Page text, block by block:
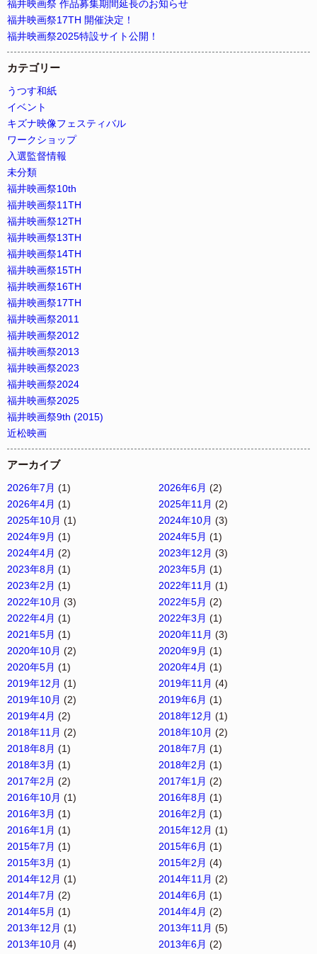
福井映画祭 作品募集期間延長のお知らせ
福井映画祭17TH 開催決定！
福井映画祭2025特設サイト公開！
カテゴリー
うつす和紙
イベント
キズナ映像フェスティバル
ワークショップ
入選監督情報
未分類
福井映画祭10th
福井映画祭11TH
福井映画祭12TH
福井映画祭13TH
福井映画祭14TH
福井映画祭15TH
福井映画祭16TH
福井映画祭17TH
福井映画祭2011
福井映画祭2012
福井映画祭2013
福井映画祭2023
福井映画祭2024
福井映画祭2025
福井映画祭9th (2015)
近松映画
アーカイブ
2026年7月 (1) 2026年6月 (2)
2026年4月 (1) 2025年11月 (2)
2025年10月 (1) 2024年10月 (3)
2024年9月 (1) 2024年5月 (1)
2024年4月 (2) 2023年12月 (3)
2023年8月 (1) 2023年5月 (1)
2023年2月 (1) 2022年11月 (1)
2022年10月 (3) 2022年5月 (2)
2022年4月 (1) 2022年3月 (1)
2021年5月 (1) 2020年11月 (3)
2020年10月 (2) 2020年9月 (1)
2020年5月 (1) 2020年4月 (1)
2019年12月 (1) 2019年11月 (4)
2019年10月 (2) 2019年6月 (1)
2019年4月 (2) 2018年12月 (1)
2018年11月 (2) 2018年10月 (2)
2018年8月 (1) 2018年7月 (1)
2018年3月 (1) 2018年2月 (1)
2017年2月 (2) 2017年1月 (2)
2016年10月 (1) 2016年8月 (1)
2016年3月 (1) 2016年2月 (1)
2016年1月 (1) 2015年12月 (1)
2015年7月 (1) 2015年6月 (1)
2015年3月 (1) 2015年2月 (4)
2014年12月 (1) 2014年11月 (2)
2014年7月 (2) 2014年6月 (1)
2014年5月 (1) 2014年4月 (2)
2013年12月 (1) 2013年11月 (5)
2013年10月 (4) 2013年6月 (2)